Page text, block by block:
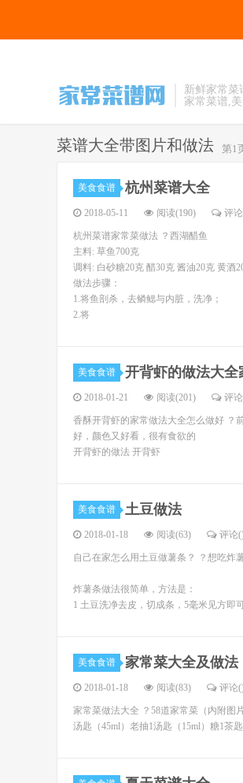
新鲜家常菜
家常菜谱,
菜谱大全带图片和做法 第1
美食食谱 杭州菜谱大全
2018-05-11 阅读(190) 评
杭州菜谱家常菜做法 ？西湖醋鱼
主料: 草鱼700克
调料: 白砂糖20克 醋30克 酱油20克 黄酒
做法步骤：
1.将鱼剖杀，去鳞鳃与内脏，洗净；
2.将
美食食谱 开背虾的做法大全
2018-01-21 阅读(201) 评
香酥开背虾的家常做法大全怎么做好 ？
好，颜色又好看，很有食欲的
开背虾的做法 开背虾
美食食谱 土豆做法
2018-01-18 阅读(63) 评论(
自己在家怎么用土豆做薯条？ ？想吃炸
炸薯条做法很简单，方法是：
1 土豆洗净去皮，切成条，5毫米见方即
美食食谱 家常菜大全及做法
2018-01-18 阅读(83) 评论(
家常菜做法大全 ？58道家常菜（内附图
汤匙（45ml）老抽1汤匙（15ml）糖1茶